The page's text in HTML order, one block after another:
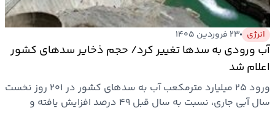
اقتصاد
جهان
بازار
و
تجارت
انرژی ۲۳ فروردین ۱۴۰۵
آب ورودی به سدها تغییر کرد/ حجم ذخایر سدهای کشور
اعلام شد
ورود ۲۵ میلیارد مترمکعب آب به سدهای کشور در ۲۰۱ روز نخست
سال آبی جاری، نسبت به سال قبل ۴۹ درصد افزایش یافته و